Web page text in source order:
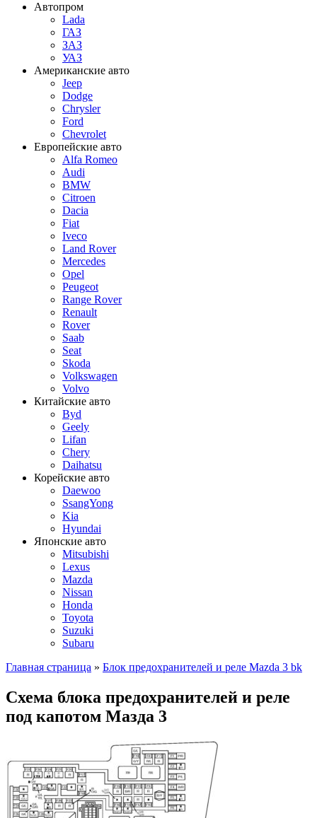
Автопром
Lada
ГАЗ
ЗАЗ
УАЗ
Американские авто
Jeep
Dodge
Chrysler
Ford
Chevrolet
Европейские авто
Alfa Romeo
Audi
BMW
Citroen
Dacia
Fiat
Iveco
Land Rover
Mercedes
Opel
Peugeot
Range Rover
Renault
Rover
Saab
Seat
Skoda
Volkswagen
Volvo
Китайские авто
Byd
Geely
Lifan
Chery
Daihatsu
Корейские авто
Daewoo
SsangYong
Kia
Hyundai
Японские авто
Mitsubishi
Lexus
Mazda
Nissan
Honda
Toyota
Suzuki
Subaru
Главная страница » Блок предохранителей и реле Mazda 3 bk
Схема блока предохранителей и реле
под капотом Мазда 3